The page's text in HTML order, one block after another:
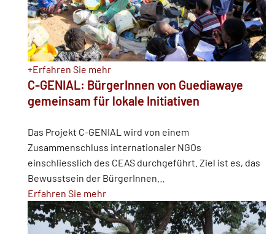
+Erfahren Sie mehr
C-GENIAL: BürgerInnen von Guediawaye
gemeinsam für lokale Initiativen
Das Projekt C-GENIAL wird von einem
Zusammenschluss internationaler NGOs
einschliesslich des CEAS durchgeführt. Ziel ist es, das
Bewusstsein der BürgerInnen
Erfahren Sie mehr